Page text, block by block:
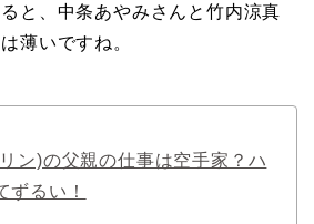
と、中条あやみさんと竹内涼真
薄いですね。
ン)の父親の仕事は空手家？ハ
ずるい！